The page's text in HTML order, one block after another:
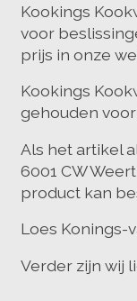
Kookings
voor
prijs in onze
Kookings
gehouden
Als het artikel
6001 CW
product kan
Loes Konings-
Verder zijn wij